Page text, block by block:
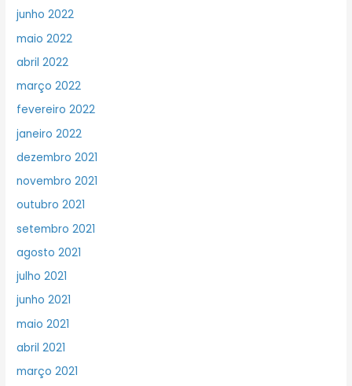
junho 2022
maio 2022
abril 2022
março 2022
fevereiro 2022
janeiro 2022
dezembro 2021
novembro 2021
outubro 2021
setembro 2021
agosto 2021
julho 2021
junho 2021
maio 2021
abril 2021
março 2021